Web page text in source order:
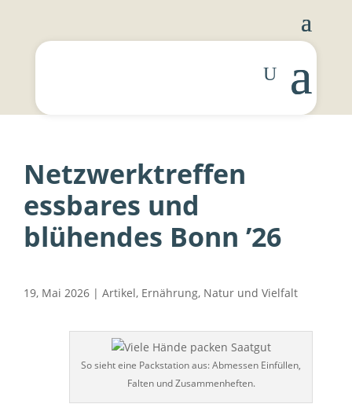
Netzwerktreffen
essbares und
blühendes Bonn ’26
19, Mai 2026 | Artikel, Ernährung, Natur und Vielfalt
So sieht eine Packstation aus: Abmessen Einfüllen,
Falten und Zusammenheften.